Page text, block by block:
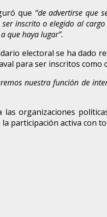
que “de advertirse que
inscrito o elegido al
que haya lugar”.
electoral se ha dado
para ser inscritos
nuestra función de
organizaciones
participación activa con